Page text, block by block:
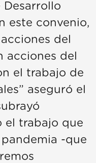
este convenio,
del
acciones del
el trabajo de
aseguró el
el trabajo que
-que